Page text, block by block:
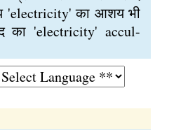
'electricity' का आशय भी
का 'electricity' accul-